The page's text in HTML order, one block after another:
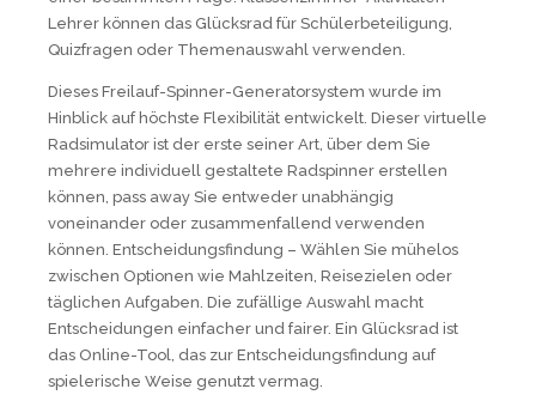
Lehrer können das Glücksrad für Schülerbeteiligung,
Quizfragen oder Themenauswahl verwenden.
Dieses Freilauf-Spinner-Generatorsystem wurde im
Hinblick auf höchste Flexibilität entwickelt. Dieser virtuelle
Radsimulator ist der erste seiner Art, über dem Sie
mehrere individuell gestaltete Radspinner erstellen
können, pass away Sie entweder unabhängig
voneinander oder zusammenfallend verwenden
können. Entscheidungsfindung – Wählen Sie mühelos
zwischen Optionen wie Mahlzeiten, Reisezielen oder
täglichen Aufgaben. Die zufällige Auswahl macht
Entscheidungen einfacher und fairer. Ein Glücksrad ist
das Online-Tool, das zur Entscheidungsfindung auf
spielerische Weise genutzt vermag.